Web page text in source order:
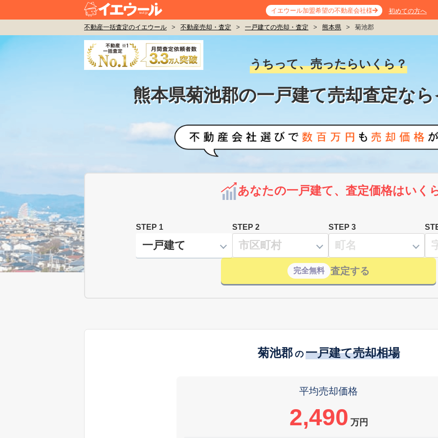
イエウール加盟希望の不動産会社様 初めての方へ
不動産一括査定のイエウール > 不動産売却・査定 > 一戸建ての売却・査定 > 熊本県 > 菊池郡
うちって、売ったらいくら？
熊本県菊池郡の一戸建て売却査定な
あなたの一戸建て、査定価格はいく
STEP 1 STEP 2 STEP 3
完全無料 査定する
菊池郡 の 一戸建て売却相場
平均売却価格
2,490 万円